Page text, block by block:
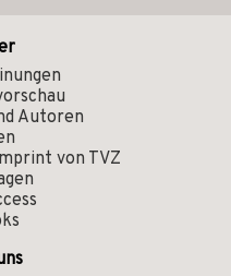
Autoren
von TVZ